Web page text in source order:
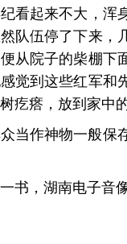
看起来不大，浑
队伍停了下来
从院子的柴棚
觉到这些红军
疙瘩，放到家中
当作神物一般
书，湖南电子音